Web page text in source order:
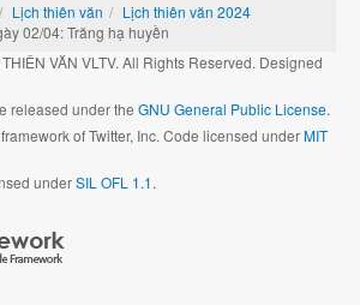
Lịch thiên văn
Lịch thiên văn 2024
02/04: Trăng hạ huyền
VĂN VLTV. All Rights Reserved. Designed
released under the GNU General Public License.
of Twitter, Inc. Code licensed underMIT
underSIL OFL 1.1.